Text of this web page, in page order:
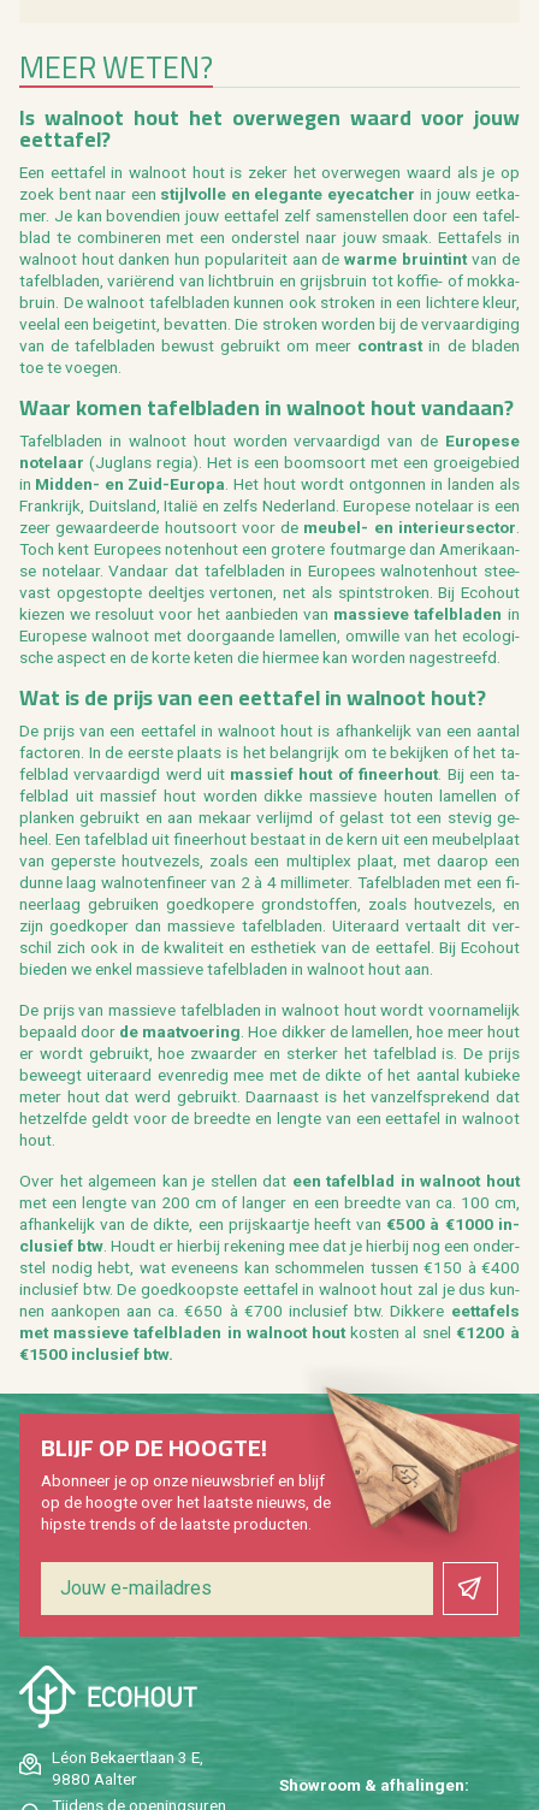
MEER WETEN?
Is wal­noot hout het over­we­gen waard voor jouw
eet­ta­fel?
Een eet­ta­fel in wal­noot hout is zeker het over­we­gen waard als je op
zoek bent naar een stijl­vol­le en ele­gan­te ey­e­cat­cher in jouw eet­ka­
mer. Je kan bo­ven­dien jouw eet­ta­fel zelf sa­men­stel­len door een ta­fel­
blad te com­bi­ne­ren met een on­der­stel naar jouw smaak. Eet­ta­fels in
wal­noot hout dan­ken hun po­pu­la­ri­teit aan de warme bruin­tintvan de
ta­fel­bla­den, variërend van licht­bruin en grijs­bruin tot kof­fie- of mok­ka­
b­ruin. De wal­noot ta­fel­bla­den kun­nen ook stro­ken in een lich­te­re kleur,
veel­al een bei­ge­tint, be­vat­ten. Die stro­ken wor­den bij de ver­vaar­di­ging
van de ta­fel­bla­den be­wust ge­bruikt om meer con­trastin de bla­den
toe te voe­gen.
Waar komen ta­fel­bla­den in wal­noot hout van­daan?
Ta­fel­bla­den in wal­noot hout wor­den ver­vaar­digd van de Eu­ro­pe­se
no­te­laar (Jug­lans regia). Het is een boom­soort met een groei­ge­bied
in Mid­den- en Zuid-Eu­ro­pa. Het hout wordt ont­gon­nen in lan­den als
Frank­rijk, Duits­land, Italië en zelfs Ne­der­land. Eu­ro­pe­se no­te­laar is een
zeer ge­waar­deer­de hout­soort voor de meu­bel- en in­te­ri­eur­sec­tor.
Toch kent Eu­ro­pees no­ten­hout een gro­te­re fout­mar­ge dan Ame­ri­kaan­
se no­te­laar. Van­daar dat ta­fel­bla­den in Eu­ro­pees wal­no­ten­hout stee­
vast op­ge­stop­te deel­tjes ver­to­nen, net als spint­stro­ken. Bij Eco­hout
kie­zen we re­so­luut voor het aan­bie­den van mas­sie­ve ta­fel­bla­den in
Eu­ro­pe­se wal­noot met door­gaan­de la­mel­len, om­wil­le van het eco­lo­gi­
sche as­pect en de korte keten die hier­mee kan wor­den na­ge­streefd.
Wat is de prijs van een eet­ta­fel in wal­noot hout?
De prijs van een eet­ta­fel in wal­noot hout is af­han­ke­lijk van een aan­tal
fac­to­ren. In de eer­ste plaats is het be­lang­rijk om te be­kij­ken of het ta­
fel­blad ver­vaar­digd werd uit mas­sief hout of fi­neer­hout. Bij een ta­
fel­blad uit mas­sief hout wor­den dikke mas­sie­ve hou­ten la­mel­len of
plan­ken ge­bruikt en aan me­kaar ver­lijmd of ge­last tot een ste­vig ge­
heel. Een ta­fel­blad uit fi­neer­hout be­staat in de kern uit een meu­bel­plaat
van ge­pers­te hout­ve­zels, zoals een mul­ti­plex plaat, met daar­op een
dunne laag wal­no­ten­fi­neer van 2 à 4 mil­li­me­ter. Ta­fel­bla­den met een fi­
neer­laag ge­brui­ken goed­ko­pe­re grond­stof­fen, zoals hout­ve­zels, en
zijn goed­ko­per dan mas­sie­ve ta­fel­bla­den. Ui­ter­aard ver­taalt dit ver­
schil zich ook in de kwa­li­teit en es­the­tiek van de eet­ta­fel. Bij Eco­hout
bie­den we enkel mas­sie­ve ta­fel­bla­den in wal­noot hout aan.
De prijs van mas­sie­ve ta­fel­bla­den in wal­noot hout wordt voor­na­me­lijk
be­paald door de maat­voe­ring. Hoe dik­ker de la­mel­len, hoe meer hout
er wordt ge­bruikt, hoe zwaar­der en ster­ker het ta­fel­blad is. De prijs
be­weegt ui­ter­aard even­re­dig mee met de dikte of het aan­tal ku­bie­ke
meter hout dat werd ge­bruikt. Daar­naast is het van­zelf­spre­kend dat
het­zelf­de geldt voor de breed­te en leng­te van een eet­ta­fel in wal­noot
hout.
Over het al­ge­meen kan je stel­len dat een ta­fel­blad in wal­noot hout
met een leng­te van 200 cm of lan­ger en een breed­te van ca. 100 cm,
af­han­ke­lijk van de dikte, een prijs­kaart­je heeft van €500 à €1000 in­
clu­sief btw. Houdt er hier­bij re­ke­ning mee dat je hier­bij nog een on­der­
stel nodig hebt, wat even­eens kan schom­me­len tus­sen €150 à €400
in­clu­sief btw. De goed­koop­ste eet­ta­fel in wal­noot hout zal je dus kun­
nen aan­ko­pen aan ca. €650 à €700 in­clu­sief btw. Dik­ke­re eet­ta­fels
met mas­sie­ve ta­fel­bla­den in wal­noot houtkos­ten al snel €1200 à
€1500 in­clu­sief btw.
Léon Be­kaert­laan 3 E,
9880 Aal­ter
Tij­dens de ope­nings­uren
Show­room & af­ha­lin­gen:
BLIJF OP DE HOOG­TE!
Abon­neer je op onze nieuws­brief en blijf
op de hoog­te over het laat­ste nieuws, de
hip­s­te trends of de laat­ste pro­duc­ten.